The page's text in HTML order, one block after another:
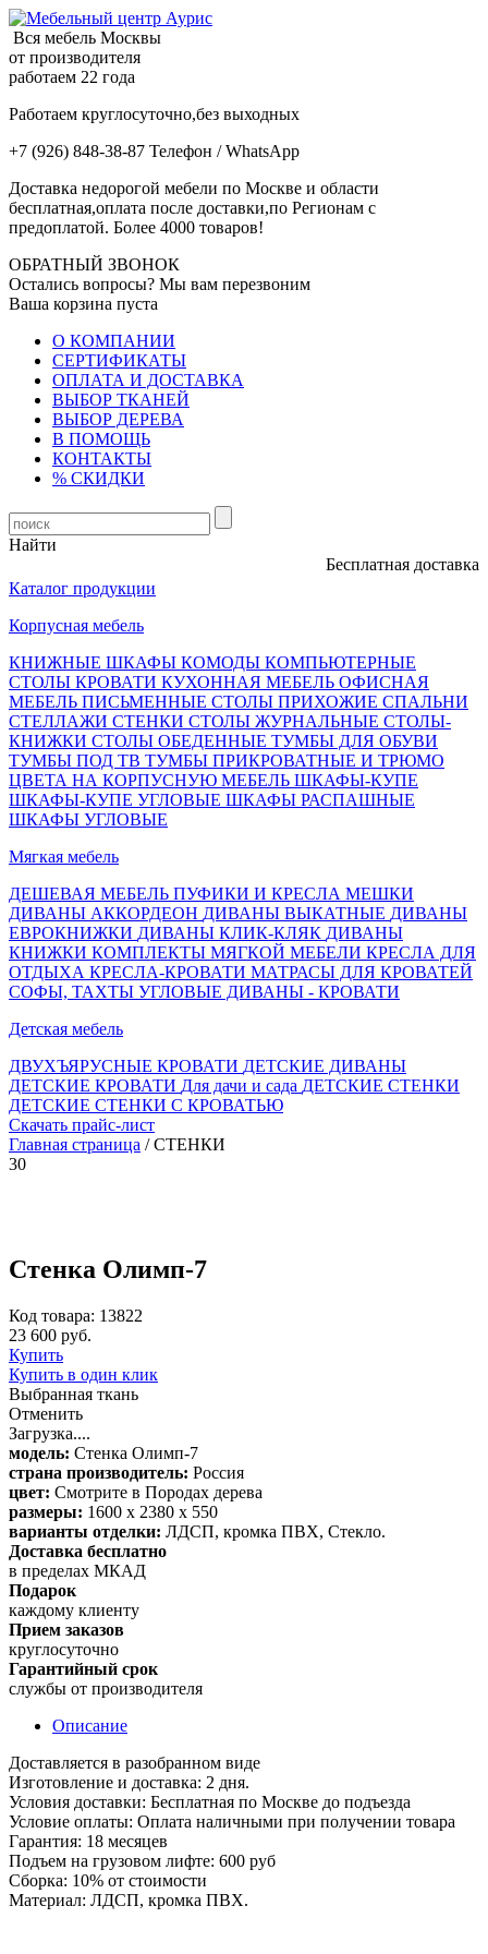
Вся мебель Москвы
от производителя
работаем 22 года
Работаем круглосуточно,без выходных
+7 (926) 848-38-87 Телефон / WhatsApp
Доставка недорогой мебели по Москве и области
бесплатная,оплата после доставки,по Регионам с
предоплатой. Более 4000 товаров!
ОБРАТНЫЙ ЗВОНОК
Остались вопросы? Мы вам перезвоним
Ваша корзина пуста
О КОМПАНИИ
СЕРТИФИКАТЫ
ОПЛАТА И ДОСТАВКА
ВЫБОР ТКАНЕЙ
ВЫБОР ДЕРЕВА
В ПОМОЩЬ
КОНТАКТЫ
% СКИДКИ
Найти
Бесплатная доставка,
Каталог продукции
Корпусная мебель
КНИЖНЫЕ ШКАФЫ КОМОДЫ КОМПЬЮТЕРНЫЕ
СТОЛЫ КРОВАТИ КУХОННАЯ МЕБЕЛЬ ОФИСНАЯ
МЕБЕЛЬ ПИСЬМЕННЫЕ СТОЛЫ ПРИХОЖИЕ СПАЛЬНИ
СТЕЛЛАЖИ СТЕНКИ СТОЛЫ ЖУРНАЛЬНЫЕ СТОЛЫ-
КНИЖКИ СТОЛЫ ОБЕДЕННЫЕ ТУМБЫ ДЛЯ ОБУВИ
ТУМБЫ ПОД ТВ ТУМБЫ ПРИКРОВАТНЫЕ И ТРЮМО
ЦВЕТА НА КОРПУСНУЮ МЕБЕЛЬ ШКАФЫ-КУПЕ
ШКАФЫ-КУПЕ УГЛОВЫЕ ШКАФЫ РАСПАШНЫЕ
ШКАФЫ УГЛОВЫЕ
Мягкая мебель
ДЕШЕВАЯ МЕБЕЛЬ ПУФИКИ И КРЕСЛА МЕШКИ
ДИВАНЫ АККОРДЕОН ДИВАНЫ ВЫКАТНЫЕ ДИВАНЫ
ЕВРОКНИЖКИ ДИВАНЫ КЛИК-КЛЯК ДИВАНЫ
КНИЖКИ КОМПЛЕКТЫ МЯГКОЙ МЕБЕЛИ КРЕСЛА ДЛЯ
ОТДЫХА КРЕСЛА-КРОВАТИ МАТРАСЫ ДЛЯ КРОВАТЕЙ
СОФЫ, ТАХТЫ УГЛОВЫЕ ДИВАНЫ - КРОВАТИ
Детская мебель
ДВУХЪЯРУСНЫЕ КРОВАТИ ДЕТСКИЕ ДИВАНЫ
ДЕТСКИЕ КРОВАТИ Для дачи и сада ДЕТСКИЕ СТЕНКИ
ДЕТСКИЕ СТЕНКИ С КРОВАТЬЮ
Скачать прайс-лист
Главная страница / СТЕНКИ
30
Стенка Олимп-7
Код товара: 13822
23 600 руб.
Купить
Купить в один клик
Выбранная ткань
Отменить
Загрузка....
модель: Стенка Олимп-7
страна производитель: Россия
цвет: Смотрите в Породах дерева
размеры: 1600 х 2380 х 550
варианты отделки: ЛДСП, кромка ПВХ, Стекло.
Доставка бесплатно
в пределах МКАД
Подарок
каждому клиенту
Прием заказов
круглосуточно
Гарантийный срок
службы от производителя
Описание
Доставляется в разобранном виде
Изготовление и доставка: 2 дня.
Условия доставки: Бесплатная по Москве до подъезда
Условие оплаты: Оплата наличными при получении товара
Гарантия: 18 месяцев
Подъем на грузовом лифте: 600 руб
Сборка: 10% от стоимости
Материал: ЛДСП, кромка ПВХ.